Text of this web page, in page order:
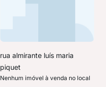
rua almirante luís maria
piquet
Nenhum imóvel à venda no local